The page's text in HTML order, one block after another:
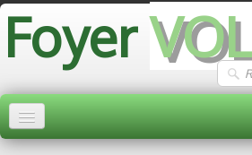
Foyer
ACCUEIL